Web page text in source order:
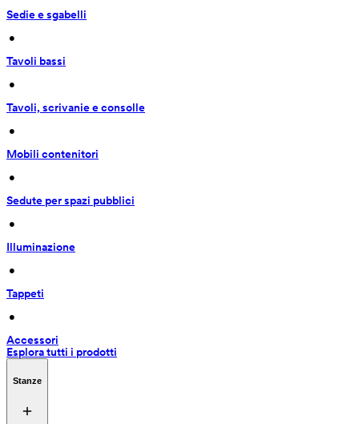
Sedie e sgabelli
•
Tavoli bassi
•
Tavoli, scrivanie e consolle
•
Mobili contenitori
•
Sedute per spazi pubblici
•
Illuminazione
•
Tappeti
•
Accessori
Esplora tutti i prodotti
Stanze